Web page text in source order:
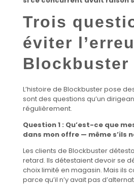
Trois
éviter
Blockbuster
L’histoire de Blockbuster pose
sont des questions qu’un
régulièrement.
Question 1 : Qu’est-ce que
dans mon offre — même s’ils
Les clients de Blockbuster
retard. Ils détestaient devoir se
choix limité en magasin. Mais ils
parce qu’il n’y avait pas